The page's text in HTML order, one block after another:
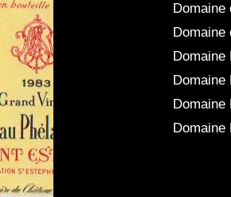
Domaine
Domaine